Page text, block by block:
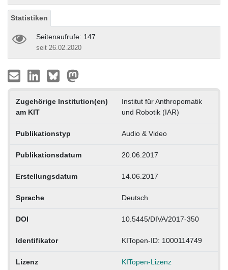
Statistiken
Seitenaufrufe: 147
seit 26.02.2020
Zugehörige Institution(en)
am KIT
Institut für Anthropomatik
und Robotik (IAR)
Publikationstyp Audio & Video
Publikationsdatum 20.06.2017
Erstellungsdatum 14.06.2017
Sprache Deutsch
DOI 10.5445/DIVA/2017-350
Identifikator KITopen-ID: 1000114749
Lizenz KITopen-Lizenz